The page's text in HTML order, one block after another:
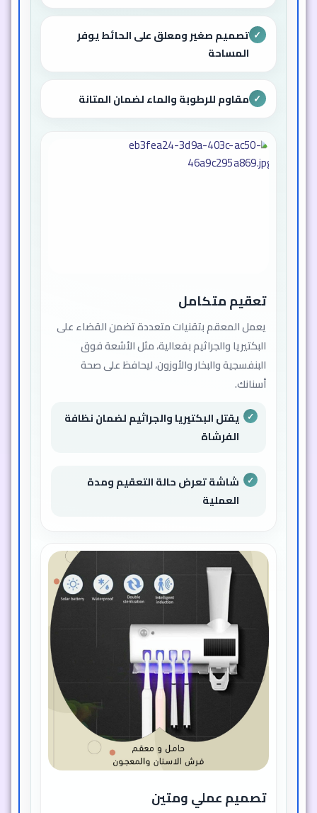
✓ تصميم صغير ومعلق على الحائط يوفر
المساحة
✓ مقاوم للرطوبة والماء لضمان المتانة
تعقيم متكامل
يعمل المعقم بتقنيات متعددة تضمن القضاء على
البكتيريا والجراثيم بفعالية، مثل الأشعة فوق
البنفسجية والبخار والأوزون، ليحافظ على صحة
أسنانك.
يقتل البكتيريا والجراثيم لضمان نظافة
الفرشاة
شاشة تعرض حالة التعقيم ومدة
العملية
تصميم عملي ومتين